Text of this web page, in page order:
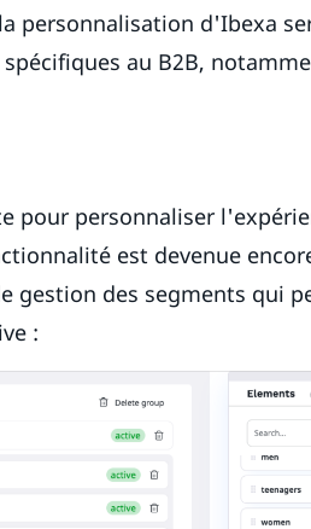
personnalisation d'Ibexa
au B2B,
pour personnaliser
est devenue
gestion des segments qui
: